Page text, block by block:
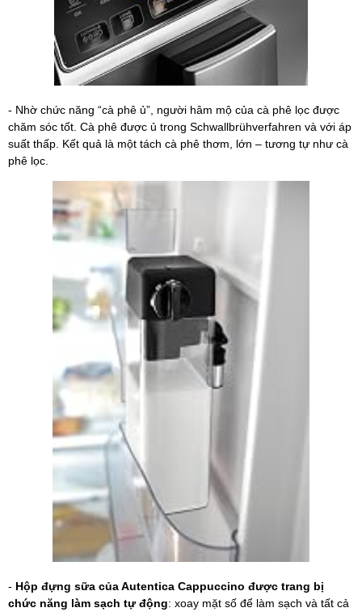
- Nhờ chức năng “cà phê ủ”, người hâm mộ của cà phê lọc được
chăm sóc tốt. Cà phê được ủ trong Schwallbrühverfahren và với áp
suất thấp. Kết quả là một tách cà phê thơm, lớn – tương tự như cà
phê lọc.
- Hộp đựng sữa của Autentica Cappuccino được trang bị
chức năng làm sạch tự động: xoay mặt số để làm sạch và tất cả